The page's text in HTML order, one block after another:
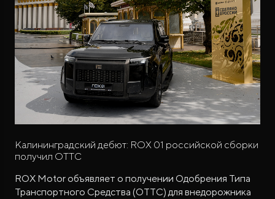
Калининградский дебют: ROX 01 российской сборки
получил ОТТС
ROX Motor объявляет о получении Одобрения Типа
Транспортного Средства (ОТТС) для внедорожника